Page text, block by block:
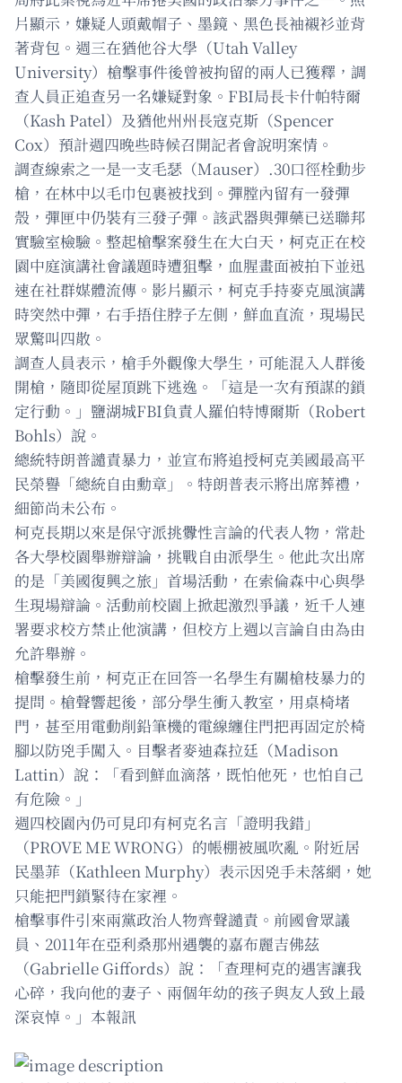
片顯示，嫌疑人頭戴帽子、墨鏡、黑色長袖襯衫並背
著背包。週三在猶他谷大學（Utah Valley
University）槍擊事件後曾被拘留的兩人已獲釋，調
查人員正追查另一名嫌疑對象。FBI局長卡什帕特爾
（Kash Patel）及猶他州州長寇克斯（Spencer
Cox）預計週四晚些時候召開記者會說明案情。
調查線索之一是一支毛瑟（Mauser）.30口徑栓動步
槍，在林中以毛巾包裹被找到。彈膛內留有一發彈
殼，彈匣中仍裝有三發子彈。該武器與彈藥已送聯邦
實驗室檢驗。整起槍擊案發生在大白天，柯克正在校
園中庭演講社會議題時遭狙擊，血腥畫面被拍下並迅
速在社群媒體流傳。影片顯示，柯克手持麥克風演講
時突然中彈，右手捂住脖子左側，鮮血直流，現場民
眾驚叫四散。
調查人員表示，槍手外觀像大學生，可能混入人群後
開槍，隨即從屋頂跳下逃逸。「這是一次有預謀的鎖
定行動。」鹽湖城FBI負責人羅伯特博爾斯（Robert
Bohls）說。
總統特朗普譴責暴力，並宣布將追授柯克美國最高平
民榮譽「總統自由勳章」。特朗普表示將出席葬禮，
細節尚未公布。
柯克長期以來是保守派挑釁性言論的代表人物，常赴
各大學校園舉辦辯論，挑戰自由派學生。他此次出席
的是「美國復興之旅」首場活動，在索倫森中心與學
生現場辯論。活動前校園上掀起激烈爭議，近千人連
署要求校方禁止他演講，但校方上週以言論自由為由
允許舉辦。
槍擊發生前，柯克正在回答一名學生有關槍枝暴力的
提問。槍聲響起後，部分學生衝入教室，用桌椅堵
門，甚至用電動削鉛筆機的電線纏住門把再固定於椅
腳以防兇手闖入。目擊者麥迪森拉廷（Madison
Lattin）說：「看到鮮血滴落，既怕他死，也怕自己
有危險。」
週四校園內仍可見印有柯克名言「證明我錯」
（PROVE ME WRONG）的帳棚被風吹亂。附近居
民墨菲（Kathleen Murphy）表示因兇手未落網，她
只能把門鎖緊待在家裡。
槍擊事件引來兩黨政治人物齊聲譴責。前國會眾議
員、2011年在亞利桑那州遇襲的嘉布麗吉佛茲
（Gabrielle Giffords）說：「查理柯克的遇害讓我
心碎，我向他的妻子、兩個年幼的孩子與友人致上最
深哀悼。」本報訊